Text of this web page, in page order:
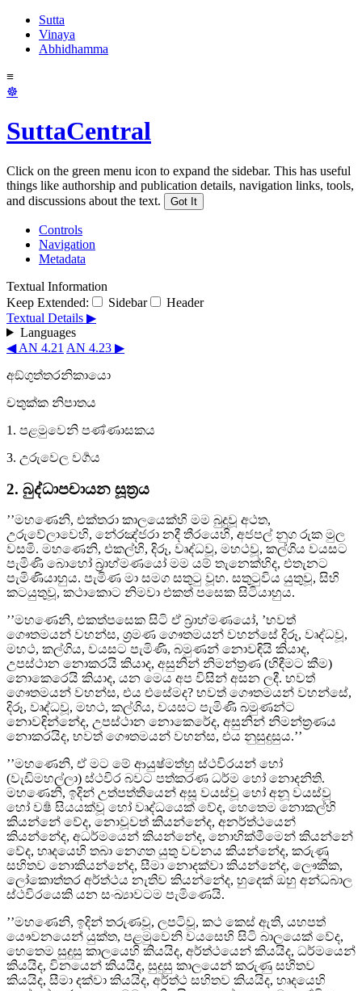
Sutta
Vinaya
Abhidhamma
≡
☸
SuttaCentral
Click on the green menu icon to expand the sidebar. This has useful
things like authorship and publication details, navigation links, tools,
and discussions about the text.
Got It
Controls
Navigation
Metadata
Textual Information
Keep Extended:
Sidebar
Header
Textual Details ▶
Languages
◀ AN 4.21 AN 4.23 ▶
අඞ්ගුත්තරනිකායො
චතුක්ක නිපාතය
1. පළමුවෙනි පණ්ණාසකය
3. උරුවෙල වර්‍ගය
2. බුද්‍ධාපචායන සූත්‍රය
’’මහණෙනි, එක්තරා කාලයෙක්හි මම බුදුවූ අථත,
උරුවේලාවෙහි, නේරඤ්ජරා නදී තීරයෙහි, අජපල් නුග රුක මුල
වසමි. මහණෙනි, එකල්හි, දිරූ, වෘද්‍ධවූ, මහථවූ, කල්ගිය වයසට
පැමිණි බොහෝ බ්‍රාහ්මණයෝ මම යම් තැනෙක්හිද, එතැනට
පැමිණියාහුය. පැමිණ මා සමග සතුටු වූහ. සතුටුවිය යුතුවූ, සිහි
කටයුතුවූ, කථාකොට නිමවා එකත් පසෙක සිටියාහුය.
’’මහණෙනි, එකත්පසෙක සිටි ඒ බ්‍රාහ්මණයෝ, ’භවත්
ගෞතමයන් වහන්ස, ශ්‍රමණ ගෞතමයන් වහන්සේ දිරූ, වෘද්‍ධවූ,
මහථ, කල්ගිය, වයසට පැමිණි, බමුණන් නොවඳියි කියාද,
උපස්ථාන නොකරයි කියාද, අසුනින් නිමන්ත්‍රණ (හිඳීමට කීම)
නොකෙරෙයි කියාද, යන මෙය අප විසින් අසන ලදී. භවත්
ගෞතමයන් වහන්ස, එය එසේමද? භවත් ගෞතමයන් වහන්සේ,
දිරූ, වෘද්‍ධවූ, මහථ, කල්ගිය, වයසට පැමිණි බමුණන්ට
නොවඳින්නේද, උපස්ථාන නොකෙරේද, අසුනින් නිමන්ත්‍රණය
නොකරයිද, භවත් ගෞතමයන් වහන්ස, එය නුසුදුසුය.’’
’’මහණෙනි, ඒ මට මේ ආයුෂ්මත්හු ස්ථවිරයන් හෝ
(වැඩිමහල්ලා) ස්ථවිර බවට පත්කරණ ධර්ම හෝ නොදනිති.
මහණෙනි, ඉදින් උත්පත්තියෙන් අසූ වයස්වූ හෝ අනූ වයස්වූ
හෝ වර්‍ෂ සියයක්වූ හෝ වෘද්ධයෙක් වේද, හෙතෙම නොකල්හි
කියන්නේ වේද, නොවූවත් කියන්නේද, අනර්ත්‍ථයෙන්
කියන්නේද, අධර්මයෙන් කියන්නේද, නොහික්මීමෙන් කියන්නේ
වේද, හෘදයෙහි තබා නෙගත යුතු වචනය කියන්නේද, කරුණු
සහිතව නොකියන්නේද, සීමා නොදක්වා කියන්නේද, ලෞකික,
ලෝකොත්තර අර්ත්‍ථය නැතිව කියන්නේද, හුදෙක් ඔහු අන්‍ධබාල
ස්ථවිරයෙකි යන සංඛ්‍යාවටම පැමිණෙයි.
’’මහණෙනි, ඉදින් තරුණවූ, ලපටිවූ, කථ කෙස් ඇති, යහපත්
යෞවනයෙන් යුක්ත, පළමුවෙනි වයසෙහි සිටි බාලයෙක් වේද,
හෙතෙම සුදුසු කාලයෙහි කියයිද, අර්ත්‍ථයෙන් කියයිද, ධර්මයෙන්
කියයිද, විනයෙන් කියයිද, සුදුසු කාලයෙන් කරුණු සහිතව
කියයිද, සීමා දක්වා කියයිද, අර්ත්‍ථ සහිතව කියයිද, හෘදයෙහි